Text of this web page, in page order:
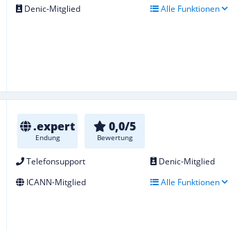
Denic-Mitglied
Alle Funktionen
.expert
Endung
0,0/5
Bewertung
Telefonsupport
Denic-Mitglied
ICANN-Mitglied
Alle Funktionen